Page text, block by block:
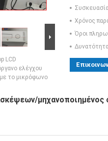
LCD
ελέγχου
το μικρόφωνο
Χρόνος
Όροι